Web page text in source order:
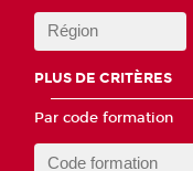
PLUS DE CRITÈRES
Par code formation